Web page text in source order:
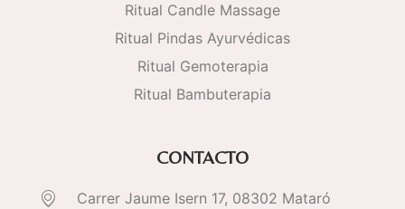
Ritual Candle Massage
Ritual Pindas Ayurvédicas
Ritual Gemoterapia
Ritual Bambuterapia
CONTACTO
Carrer Jaume Isern 17, 08302 Mataró